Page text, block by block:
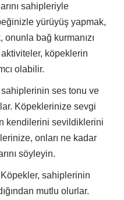
sahipleriyle
yürüyüş yapmak,
bağ kurmanızı
köpeklerin
olabilir.
ses tonu ve
Köpeklerinize sevgi
kendilerini sevildiklerini
onları ne kadar
söyleyin.
sahiplerinin
mutlu olurlar.